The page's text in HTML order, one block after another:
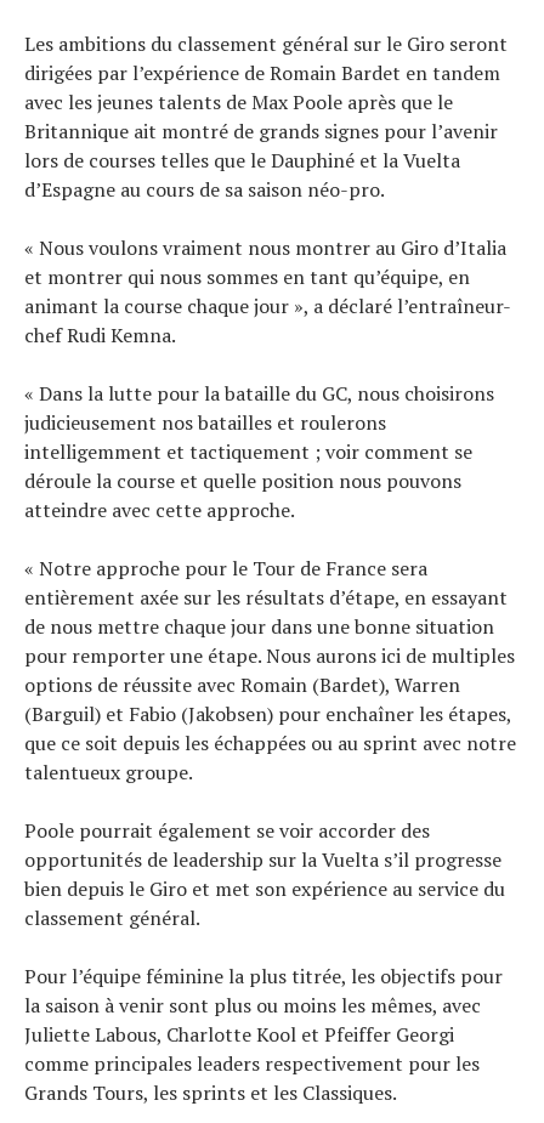
Les ambitions du classement général sur le Giro seront
dirigées par l’expérience de Romain Bardet en tandem
avec les jeunes talents de Max Poole après que le
Britannique ait montré de grands signes pour l’avenir
lors de courses telles que le Dauphiné et la Vuelta
d’Espagne au cours de sa saison néo-pro.
« Nous voulons vraiment nous montrer au Giro d’Italia
et montrer qui nous sommes en tant qu’équipe, en
animant la course chaque jour », a déclaré l’entraîneur-
chef Rudi Kemna.
« Dans la lutte pour la bataille du GC, nous choisirons
judicieusement nos batailles et roulerons
intelligemment et tactiquement ; voir comment se
déroule la course et quelle position nous pouvons
atteindre avec cette approche.
« Notre approche pour le Tour de France sera
entièrement axée sur les résultats d’étape, en essayant
de nous mettre chaque jour dans une bonne situation
pour remporter une étape. Nous aurons ici de multiples
options de réussite avec Romain (Bardet), Warren
(Barguil) et Fabio (Jakobsen) pour enchaîner les étapes,
que ce soit depuis les échappées ou au sprint avec notre
talentueux groupe.
Poole pourrait également se voir accorder des
opportunités de leadership sur la Vuelta s’il progresse
bien depuis le Giro et met son expérience au service du
classement général.
Pour l’équipe féminine la plus titrée, les objectifs pour
la saison à venir sont plus ou moins les mêmes, avec
Juliette Labous, Charlotte Kool et Pfeiffer Georgi
comme principales leaders respectivement pour les
Grands Tours, les sprints et les Classiques.